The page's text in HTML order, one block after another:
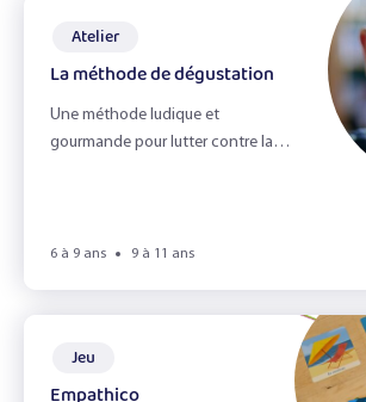
Best of soupe
L'alimentation durable
L'odorat
L'ouie
Atelier
La méthode de dégustation
Une méthode ludique et
gourmande pour lutter contre la
6 à 9 ans 9 à 11 ans
Jeu
Empathico